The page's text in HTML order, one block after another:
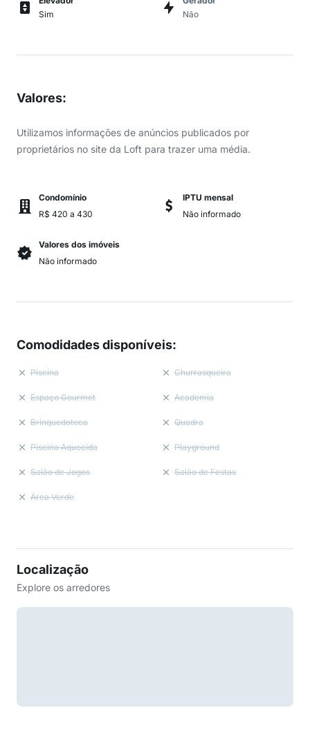
Sim
Não
Valores:
Utilizamos informações de anúncios publicados por
proprietários no site da Loft para trazer uma média.
Condomínio
R$ 420 a 430
IPTU mensal
Não informado
Valores dos imóveis
Não informado
Comodidades disponíveis:
Piscina Churrasqueira
Espaço Gourmet Academia
Brinquedoteca Quadra
Piscina Aquecida Playground
Salão de Jogos Salão de Festas
Área Verde
Localização
Explore os arredores